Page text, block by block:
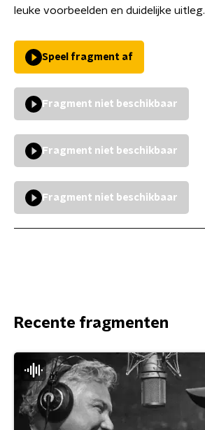
leuke voorbeelden en duidelijke uitleg.
Speel fragment af
Fragment niet beschikbaar
Fragment niet beschikbaar
Fragment niet beschikbaar
Recente fragmenten